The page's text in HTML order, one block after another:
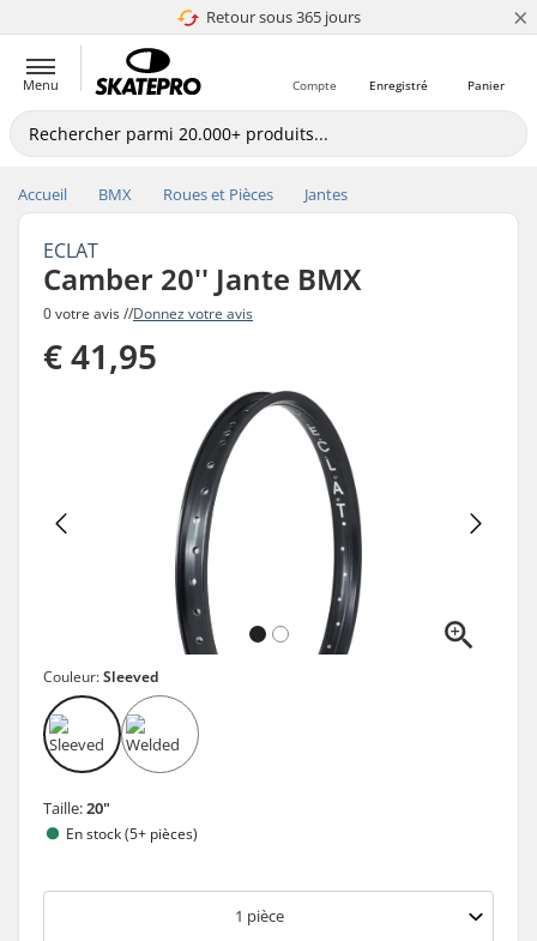
Retour sous 365 jours
4.8 de 5 ×
Menu Panier
Enregistré
Compte
Accueil BMX Roues et Pièces Jantes
ECLAT
Camber 20'' Jante BMX
0 votre avis //Donnez votre avis
€ 41,95
Couleur:Sleeved
Taille:20"
En stock (5+ pièces)
1 pièce